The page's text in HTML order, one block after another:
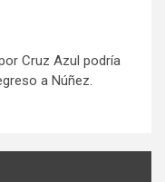
Cruz Azul podría
a Núñez.